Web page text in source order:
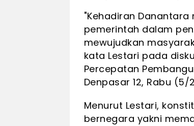
"Kehadiran
pemerintah dalam
mewujudkan
kata Lestari pada
Percepatan
Denpasar 12, Rabu (5/
Menurut Lestari,
bernegara yakni